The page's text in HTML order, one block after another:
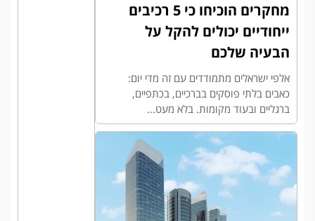
מחקרים הוכיחו כי 5 רכיבים
ייחודיים יכולים להקל על
הבעיה שלכם
אלפי ישראלים מתמודדים עם זה מדי יום:
כאבים בלתי פוסקים בברכיים, בכתפיים,
ברגליים ובעוד מקומות. בלא מעט...